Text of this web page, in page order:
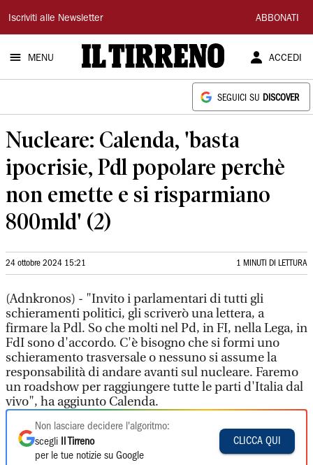
Il
Tirreno
Iscriviti alle Newsletter ABBONATI
MENU ACCEDI
SEGUICI SU DISCOVER
Nucleare: Calenda, 'basta
ipocrisie, Pdl popolare perchè
non emette e si risparmiano
800mld' (2)
24 ottobre 2024 15:21 1 MINUTI DI LETTURA
(Adnkronos) - "Invito i parlamentari di tutti gli
schieramenti politici, gli scriverò una lettera, a
firmare la Pdl. So che molti nel Pd, in FI, nella Lega, in
FdI sono d'accordo. C'è bisogno che si formi uno
schieramento trasversale o nessuno si assume la
responsabilità di andare avanti sul nucleare. Faremo
un roadshow per raggiungere tutte le parti d'Italia dal
vivo", ha aggiunto Calenda.
Non lasciare decidere l'algoritmo:
scegli
Il Tirreno
per le tue notizie su Google
CLICCA QUI